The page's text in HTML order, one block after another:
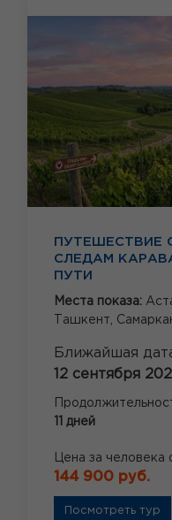
ПУТЕШЕСТВИЕ
СЛЕДАМ
ПУТИ
Места показа:
Ташкент,
Ближайшая
12 сентября
11 дней
Цена за человека
144 900 руб.
Посмотреть тур